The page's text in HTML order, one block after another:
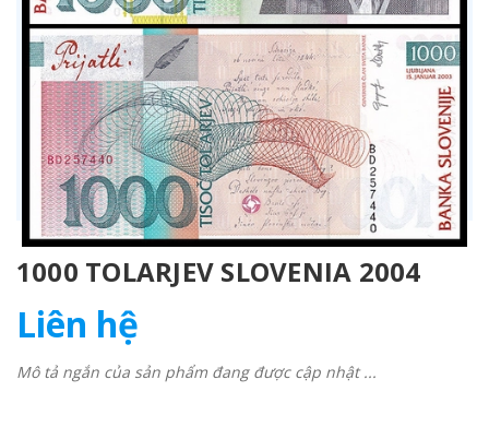
1000 TOLARJEV SLOVENIA 2004
Liên hệ
Mô tả ngắn của sản phẩm đang được cập nhật ...